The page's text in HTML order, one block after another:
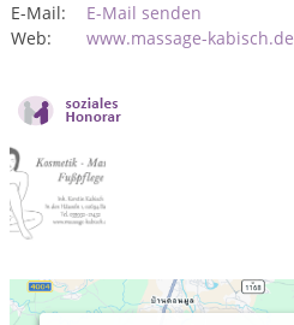
E-Mail:
E-Mail senden
Web:
www.massage-kabisch.de